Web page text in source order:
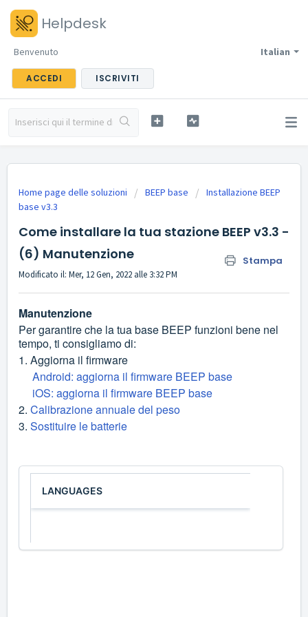
Helpdesk
Italian
Benvenuto
ACCEDI ISCRIVITI
Home page delle soluzioni BEEP base
Installazione BEEP
base v3.3
Come installare la tua stazione BEEP v3.3 -
(6) Manutenzione
Stampa
Modificato il: Mer, 12 Gen, 2022 alle 3:32 PM
Manutenzione
Per garantire che la tua base BEEP funzioni bene nel
tempo, ti consigliamo di:
1. Aggiorna il firmware
Android: aggiorna il firmware BEEP base
iOS: aggiorna il firmware BEEP base
2. Calibrazione annuale del peso
3. Sostituire le batterie
LANGUAGES